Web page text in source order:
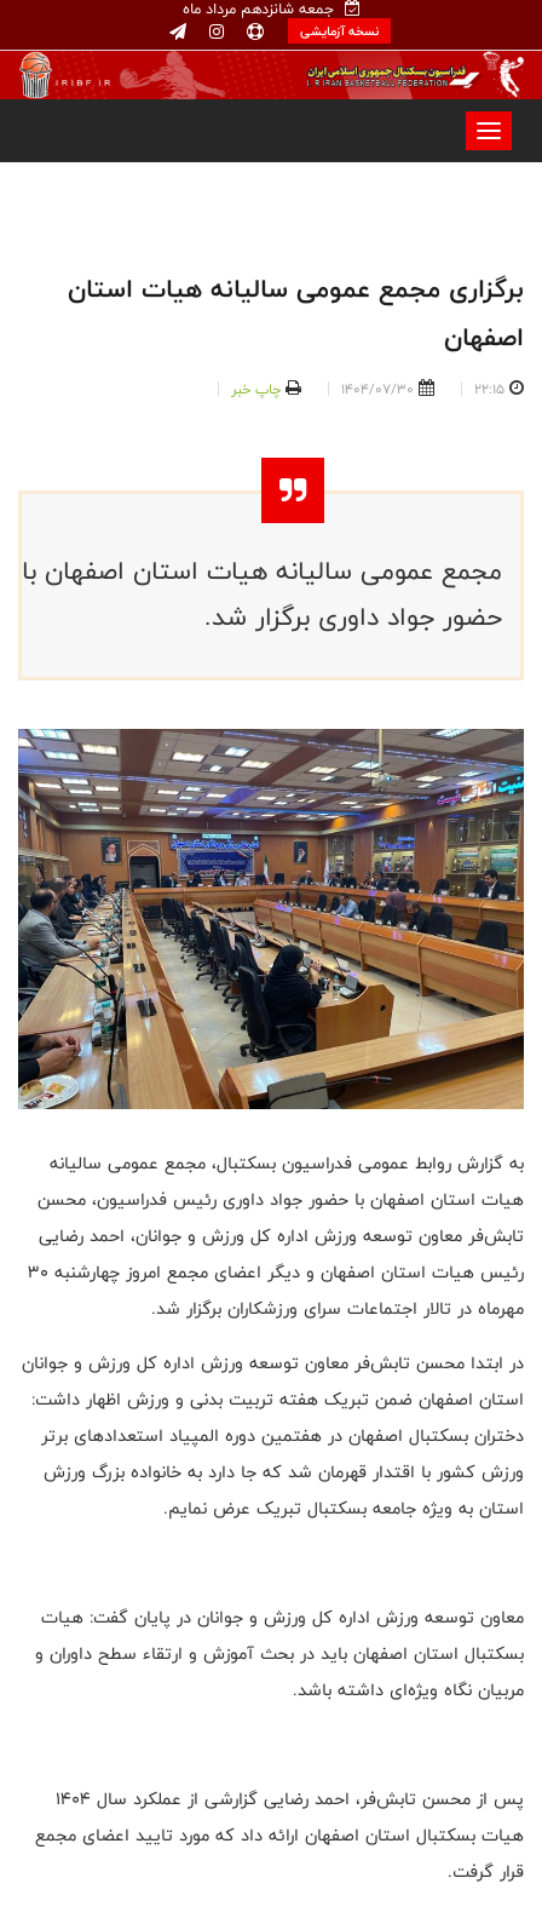
جمعه شانزدهم مرداد ماه
نسخه آزمایشی
برگزاری مجمع عمومی سالیانه هیات استان
اصفهان
22:15
1404/07/30 چاپ خبر
مجمع عمومی سالیانه هیات استان اصفهان با
حضور جواد داوری برگزار شد.
به گزارش روابط عمومی فدراسیون بسکتبال، مجمع عمومی سالیانه
هیات استان اصفهان با حضور جواد داوری رئیس فدراسیون، محسن
تابش‌فر معاون توسعه ورزش اداره کل ورزش و جوانان، احمد رضایی
رئیس هیات استان اصفهان و دیگر اعضای مجمع امروز چهارشنبه ۳۰
مهرماه در تالار اجتماعات سرای ورزشکاران برگزار شد.
در ابتدا محسن تابش‌فر معاون توسعه ورزش اداره کل ورزش و جوانان
استان اصفهان ضمن تبریک هفته تربیت بدنی و ورزش اظهار داشت:
دختران بسکتبال اصفهان در هفتمین دوره المپیاد استعدادهای برتر
ورزش کشور با اقتدار قهرمان شد که جا دارد به خانواده بزرگ ورزش
استان به ویژه جامعه بسکتبال تبریک عرض نمایم.
معاون توسعه ورزش اداره کل ورزش و جوانان در پایان گفت: هیات
بسکتبال استان اصفهان باید در بحث آموزش و ارتقاء سطح داوران و
مربیان نگاه ویژه‌ای داشته باشد.
پس از محسن تابش‌فر، احمد رضایی گزارشی از عملکرد سال 1404
هیات بسکتبال استان اصفهان ارائه داد که مورد تایید اعضای مجمع
قرار گرفت.